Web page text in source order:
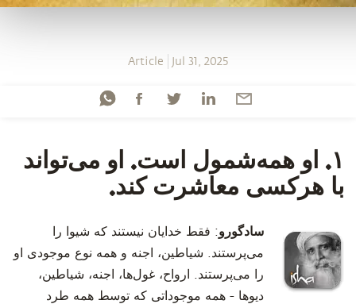
Article Jul 31, 2025
۱. او همه‌شمول است. او می‌تواند
با هرکسی معاشرت کند.
سادگورو: فقط خدایان نیستند که شیوا را
می‌پرستند. شیاطین، اجنه و همه نوع موجودی او
را می‌پرستند. ارواح، غول‌ها، اجنه، شیاطین،
دیوها - همه موجوداتی که توسط همه طرد